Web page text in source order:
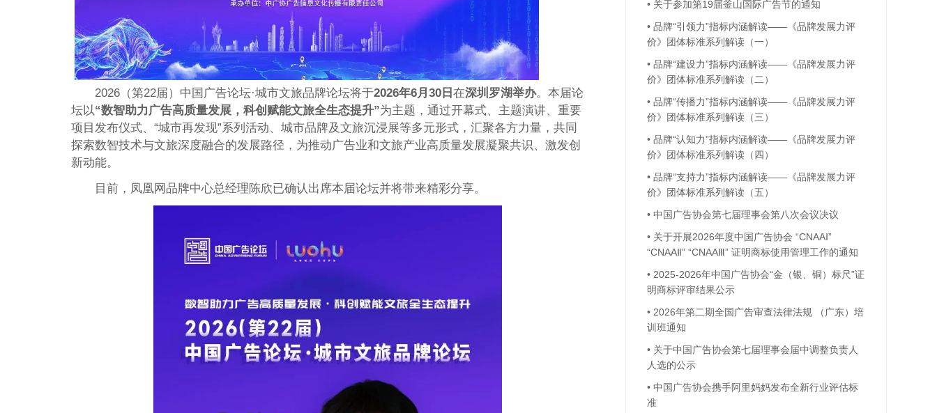
2026（第22届）中国广告论坛·城市文旅品牌论坛将于2026年6月30日 在深圳罗湖举办。本届论
坛以“数智助力广告高质量发展，科创赋能文旅全生态提升”为主题，通过开幕式、主题演讲、重要
项目发布仪式、“城市再发现”系列活动、城市品牌及文旅沉浸展等多元形式，汇聚各方力量，共同
探索数智技术与文旅深度融合的发展路径，为推动广告业和文旅产业高质量发展凝聚共识、激发创
新动能。
目前，凤凰网品牌中心总经理陈欣已确认出席本届论坛并将带来精彩分享。
• 关于参加第19届釜山国际广告节的通知
• 品牌“引领力”指标内涵解读——《品牌发展力评
价》团体标准系列解读（一）
• 品牌“建设力”指标内涵解读——《品牌发展力评
价》团体标准系列解读（二）
• 品牌“传播力”指标内涵解读——《品牌发展力评
价》团体标准系列解读（三）
• 品牌“认知力”指标内涵解读——《品牌发展力评
价》团体标准系列解读（四）
• 品牌“支持力”指标内涵解读——《品牌发展力评
价》团体标准系列解读（五）
• 中国广告协会第七届理事会第八次会议决议
• 关于开展2026年度中国广告协会 “CNAAⅠ”
“CNAAⅡ” “CNAAⅢ” 证明商标使用管理工作的通知
• 2025-2026年中国广告协会“金（银、铜）标尺”证
明商标评审结果公示
• 2026年第二期全国广告审查法律法规 （广东）培
训班通知
• 关于中国广告协会第七届理事会届中调整负责人
人选的公示
• 中国广告协会携手阿里妈妈发布全新行业评估标
准